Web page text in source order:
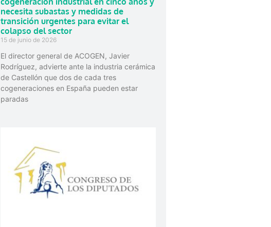
necesita subastas y medidas de
transición urgentes para evitar el
colapso del sector
15 de junio de 2026
El director general de ACOGEN, Javier
Rodríguez, advierte ante la industria cerámica
de Castellón que dos de cada tres
cogeneraciones en España pueden estar
paradas